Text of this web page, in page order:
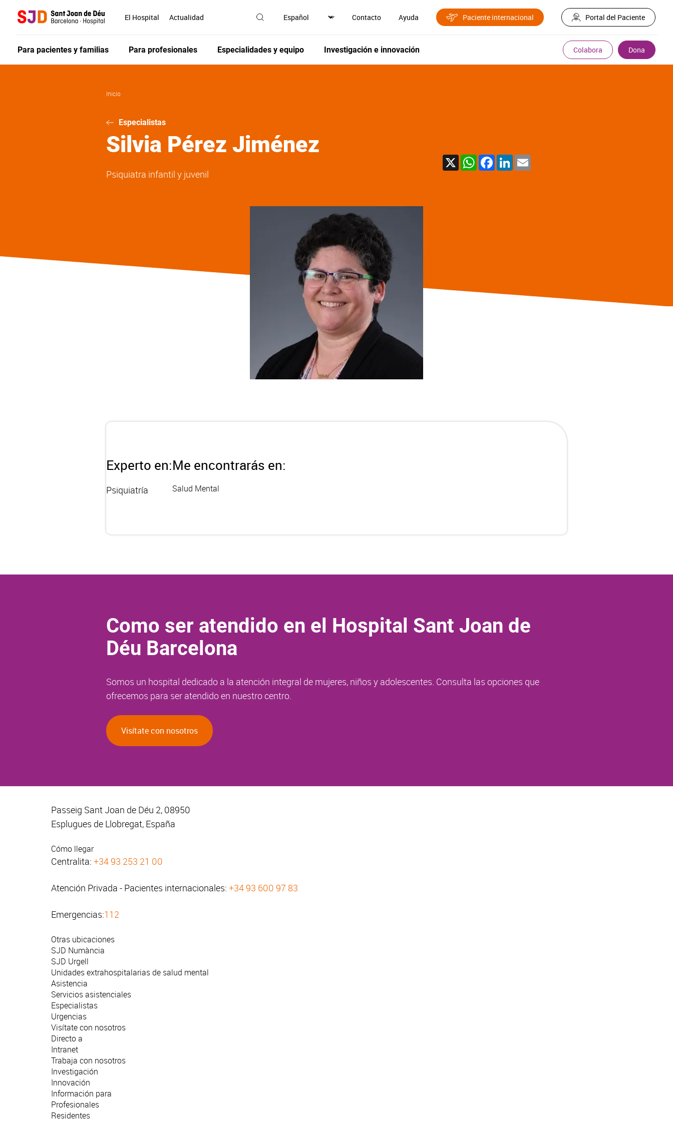
El Hospital Actualidad Contacto Ayuda Paciente internacional Portal del Paciente
Para pacientes y familias Para profesionales Especialidades y equipo Investigación e innovación Colabora Dona
Inicio
Especialistas
Silvia Pérez Jiménez
Psiquiatra infantil y juvenil
X WhatsAppFacebook
LinkedIn
Experto en:
Psiquiatría
Me encontrarás en:
Salud Mental
Como ser atendido en el Hospital Sant Joan de
Déu Barcelona
Somos un hospital dedicado a la atención integral de mujeres, niños y adolescentes. Consulta las opciones que
ofrecemos para ser atendido en nuestro centro.
Visítate con nosotros
Passeig Sant Joan de Déu 2, 08950
Esplugues de Llobregat, España
Cómo llegar
Centralita: +34 93 253 21 00
Atención Privada - Pacientes internacionales: +34 93 600 97 83
Emergencias:112
Otras ubicaciones
SJD Numància
SJD Urgell
Unidades extrahospitalarias de salud mental
Asistencia
Servicios asistenciales
Especialistas
Urgencias
Visítate con nosotros
Directo a
Intranet
Trabaja con nosotros
Investigación
Innovación
Información para
Profesionales
Residentes